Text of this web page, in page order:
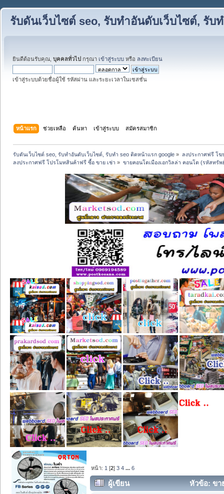
รับดันเว็บไซต์ seo, รับทำอันดับเว็บไซต์, รับ
ยินดีต้อนรับคุณ, บุคคลทั่วไป กรุณา เข้าสู่ระบบ หรือ ลงทะเบียน
เข้าสู่ระบบด้วยชื่อผู้ใช้ รหัสผ่าน และระยะเวลาในเซสชั่น
หน้าแรก ช่วยเหลือ ค้นหา เข้าสู่ระบบ สมัครสมาชิก
รับดันเว็บไซต์ seo, รับทำอันดับเว็บไซต์, รับทำ seo ติดหน้าแรก google » ลงประกาศฟรี โ
ลงประกาศฟรี โปรโมทสินค้าฟรี ซื้อ ขาย เช่า » ขายคอนโดเมืองเอกวิลล่า คอนโด (รหัสทรั
หน้า: 1 [2]3 4 ...6
ผู้เขียน
หัวข้อ: ขา